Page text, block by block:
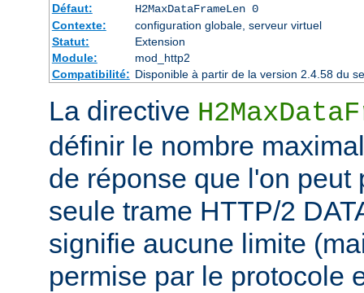
Défaut:
H2MaxDataFrameLen 0
Contexte:
configuration globale, serveur virtuel
Statut:
Extension
Module:
mod_http2
Compatibilité: Disponible à partir de la version 2.4.58 du
La directive
définir le nombre
de réponse que l'on peut
seule trame HTTP/2
signifie aucune limite
permise par le protocole